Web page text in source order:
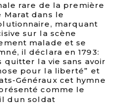
rare de la première
dans le
marquant
sur la scène
malade et se
il déclara en 1793:
quitter la vie sans avoir
pour la liberté” et
Généraux cet hymne
comme le
dun soldat